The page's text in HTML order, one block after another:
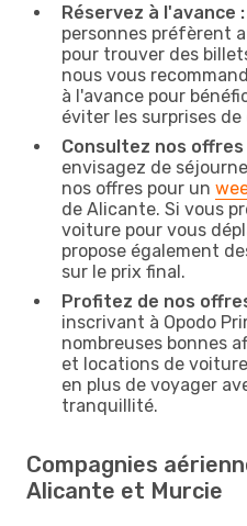
Réservez à l'avance :
personnes préfèrent
pour trouver des
nous vous
à l'avance pour
éviter les surprises
Consultez nos
envisagez de
nos offres pour un
de Alicante. Si vous
voiture pour vous
propose également
sur le prix final.
Profitez de nos
inscrivant à Opodo
nombreuses bonnes
et locations de
en plus de voyager
tranquillité.
Compagnies
Alicante et Murcie